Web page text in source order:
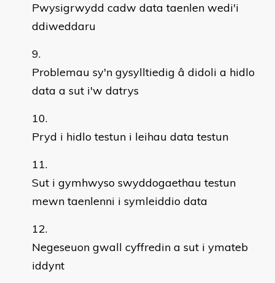
Pwysigrwydd cadw data taenlen wedi'i
ddiweddaru
Problemau sy'n gysylltiedig â didoli a hidlo
data a sut i'w datrys
Pryd i hidlo testun i leihau data testun
Sut i gymhwyso swyddogaethau testun
mewn taenlenni i symleiddio data
Negeseuon gwall cyffredin a sut i ymateb
iddynt